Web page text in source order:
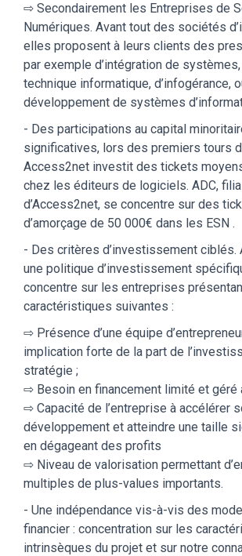
⇨ Secondairement les Entreprises de
Numériques. Avant tout des sociétés
elles proposent à leurs clients des
par exemple d’intégration de
technique informatique, d’infogérance,
développement de systèmes
- Des participations au capital
significatives, lors des premiers tours
Access2net investit des tickets
chez les éditeurs de logiciels. ADC,
d’Access2net, se concentre sur des
d’amorçage de 50 000€ dans les ESN .
- Des critères d’investissement ciblés.
une politique d’investissement
concentre sur les entreprises
caractéristiques suivantes :
⇨ Présence d’une équipe
implication forte de la part de
stratégie ;
⇨ Besoin en financement limité et géré
⇨ Capacité de l’entreprise à accélérer
développement et atteindre une taille
en dégageant des profits
⇨ Niveau de valorisation permettant
multiples de plus-values importants.
- Une indépendance vis-à-vis des
financier : concentration sur les
intrinsèques du projet et sur notre